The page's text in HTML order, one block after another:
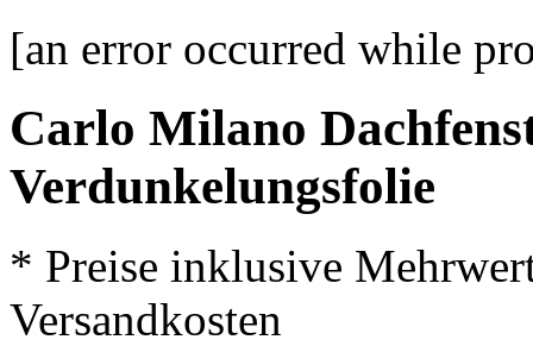
[an error occurred while
Carlo Milano
Verdunkelungsfolie
* Preise inklusive
Versandkosten